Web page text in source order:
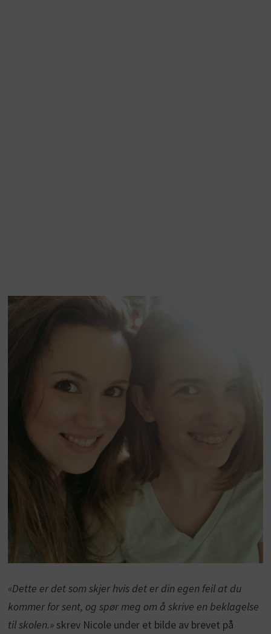
«Dette er det som skjer hvis det er din egen feil at du
kommer for sent, og spør meg om å skrive en beklagelse
til skolen.»skrev Nicole under et bilde av brevet på